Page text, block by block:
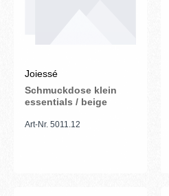
Joiessé
Schmuckdose klein
essentials / beige
Art-Nr. 5011.12